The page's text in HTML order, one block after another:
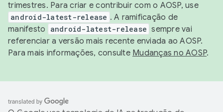
trimestres. Para criar e contribuir com o AOSP, use
android-latest-release . A ramificação de
manifesto
android-latest-release sempre vai
referenciar a versão mais recente enviada ao AOSP.
Para mais informações, consulte Mudanças no AOSP.